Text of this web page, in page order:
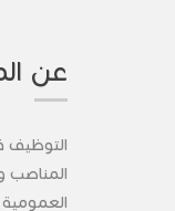
عن
التوظيف
المناصب